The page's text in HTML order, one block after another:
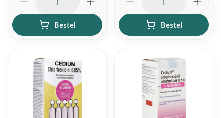
Bestel Bestel